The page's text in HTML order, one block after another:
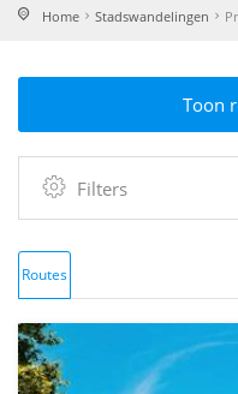
Home Stadswandelingen
Toon
Filters
Routes